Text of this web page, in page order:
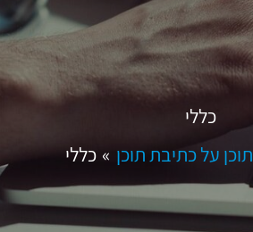
כללי
תוכן על כתיבת תוכן כללי